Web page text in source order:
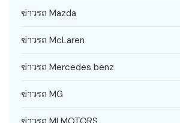
ข่าวรถ Mazda
ข่าวรถ McLaren
ข่าวรถ Mercedes benz
ข่าวรถ MG